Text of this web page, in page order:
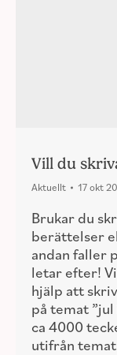
Vill du
Aktuellt 17 okt
Brukar du
berättelser
andan faller
letar efter!
hjälp att
på temat
ca 4000
utifrån